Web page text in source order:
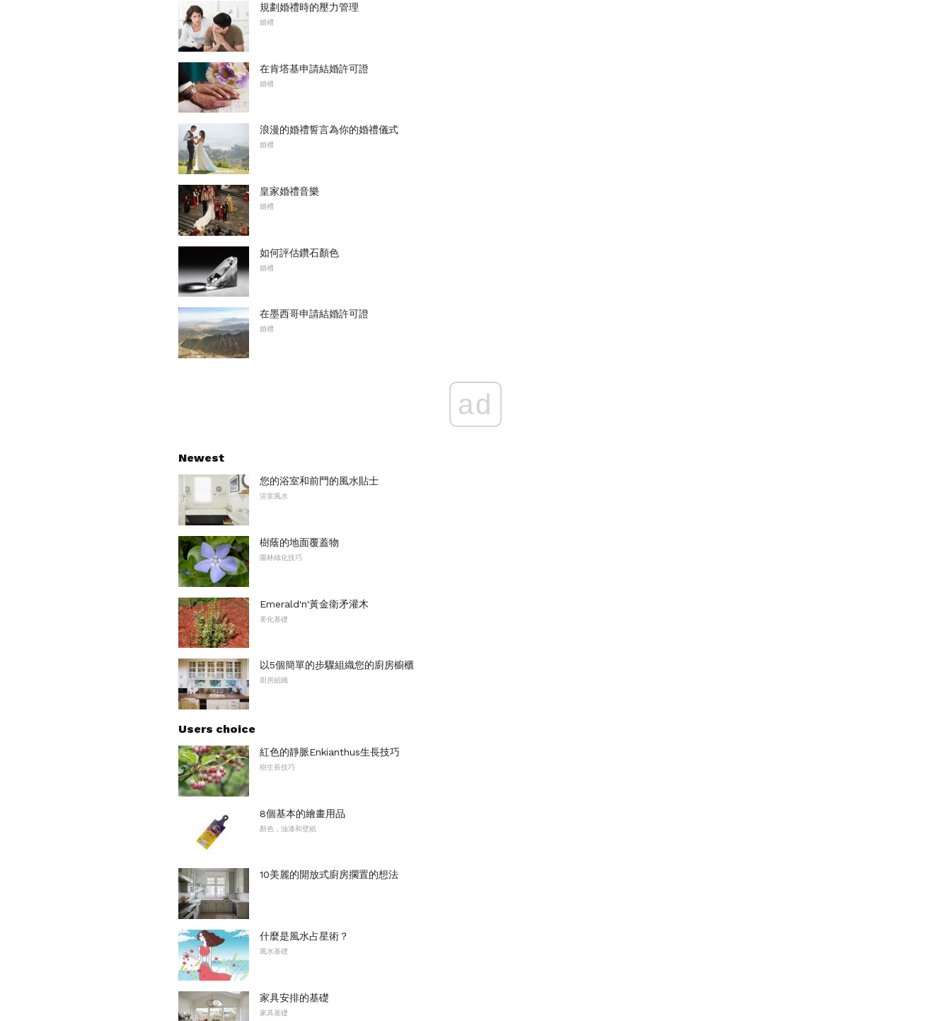
規劃婚禮時的壓力管理
婚禮
在肯塔基申請結婚許可證
婚禮
浪漫的婚禮誓言為你的婚禮儀式
婚禮
皇家婚禮音樂
婚禮
如何評估鑽石顏色
婚禮
在墨西哥申請結婚許可證
婚禮
ad
Newest
您的浴室和前門的風水貼士
浴室風水
樹蔭的地面覆蓋物
園林綠化技巧
Emerald'n'黃金衛矛灌木
美化基礎
以5個簡單的步驟組織您的廚房櫥櫃
廚房組織
Users choice
紅色的靜脈Enkianthus生長技巧
樹生長技巧
8個基本的繪畫用品
顏色，油漆和壁紙
10美麗的開放式廚房擱置的想法
什麼是風水占星術？
風水基礎
家具安排的基礎
家具基礎